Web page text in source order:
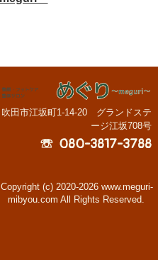
吹田市江坂町1-14-20 グランドステ
ージ江坂708号
☏ 080-3817-3788
Copyright (c) 2020-2026 www.meguri-
mibyou.com All Rights Reserved.